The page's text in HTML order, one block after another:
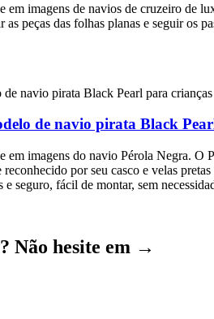
em imagens de navios de cruzeiro de
as peças das folhas planas e seguir os
de navio pirata Black
em imagens do navio Pérola Negra.
por seu casco e velas
seguro, fácil de montar, sem
Não hesite em →